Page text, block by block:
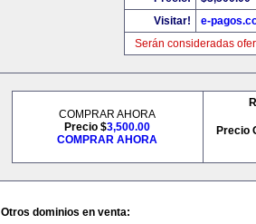
Visitar!
e-
Serán consideradas
COMPRAR AHORA
Precio $3,500.00
COMPRAR AHORA
Precio
Otros dominios en venta: